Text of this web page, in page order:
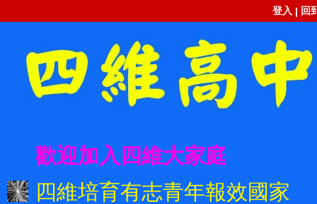
登入 | 回
歡迎加入四維大家庭
四維培育有志青年報效國家